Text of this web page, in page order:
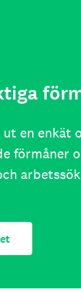
en enkät
förmåner